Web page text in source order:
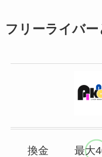
フリーライバ
換金 最大